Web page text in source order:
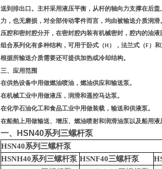
送到排出口。主杆采用液压平衡，从杆的轴向力支撑在后
力，也无磨损，对全部传动零件而言，均由被输送介质润
压腔和密封腔分开，在密封腔内装有机械密封，腔内的油
组合系列化有多种结构，可用于卧式（ H ），法兰式（ F）
根据所输送介质需要还可提供加热或冷却结构。
三、应用范围
在供热设备中用做燃油喷油，燃油供应和输送泵。
在机械工业中用做液压，润滑和遥控马达泵。
在化学石油化工和食品工业中用做装载，输送和供液泵。
在船舶上用做输送、增压、燃油喷射和润滑油泵以及船用液
一、 HSN40系列三螺杆泵
HSN40系列三螺杆泵
HSNH40系列三螺杆泵 HSNF40三螺杆泵